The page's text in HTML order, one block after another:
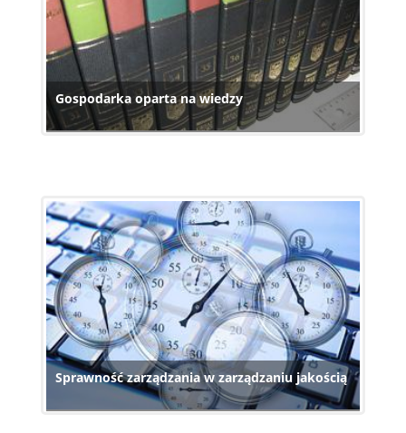
Gospodarka oparta na wiedzy
Sprawność zarządzania w zarządzaniu jakością